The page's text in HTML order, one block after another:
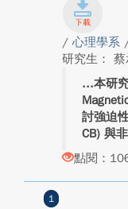
/ 心理學系
研究生： 蔡
本研
討強迫
CB) 與
點閱：
1